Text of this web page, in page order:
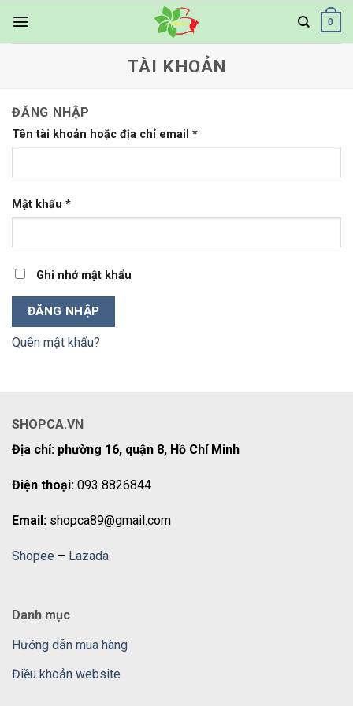
content
0
TÀI KHOẢN
ĐĂNG NHẬP
Tên tài khoản hoặc địa chỉ email *
Mật khẩu *
Ghi nhớ mật khẩu
ĐĂNG NHẬP
Quên mật khẩu?
SHOPCA.VN
Địa chỉ: phường 16, quận 8, Hồ Chí Minh
Điện thoại: 093 8826844
Email: shopca89@gmail.com
Shopee – Lazada
Danh mục
Hướng dẫn mua hàng
Điều khoản website